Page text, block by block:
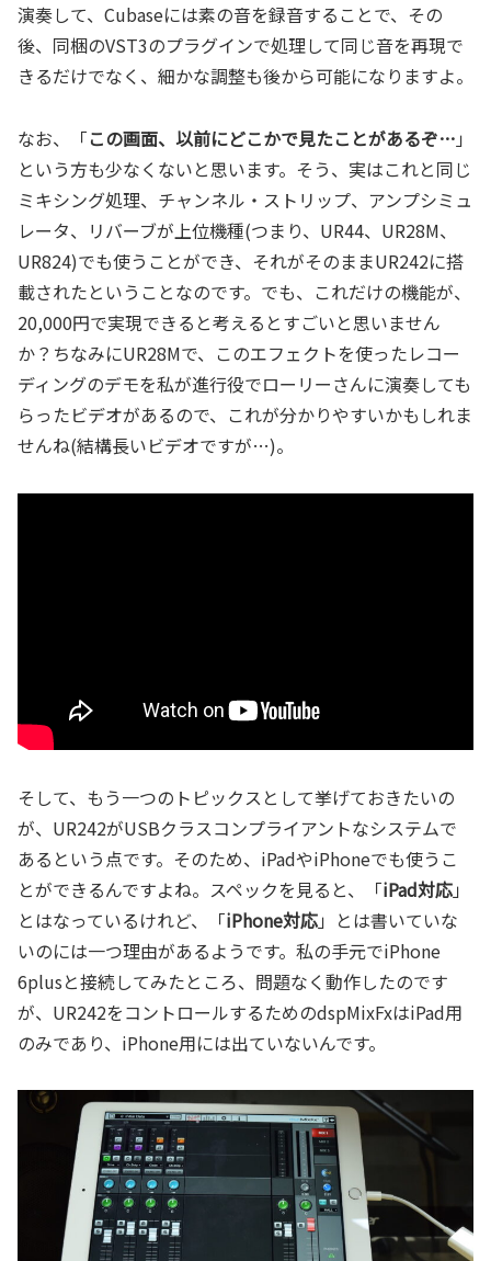
演奏して、Cubaseには素の音を録音することで、その
後、同梱のVST3のプラグインで処理して同じ音を再現で
きるだけでなく、細かな調整も後から可能になりますよ。
なお、「この画面、以前にどこかで見たことがあるぞ… 」
という方も少なくないと思います。そう、実はこれと同じ
ミキシング処理、チャンネル・ストリップ、アンプシミュ
レータ、リバーブが上位機種(つまり、UR44、UR28M、
UR824)でも使うことができ、それがそのままUR242に搭
載されたということなのです。でも、これだけの機能が、
20,000円で実現できると考えるとすごいと思いません
か？ちなみにUR28Mで、このエフェクトを使ったレコー
ディングのデモを私が進行役でローリーさんに演奏しても
らったビデオがあるので、これが分かりやすいかもしれま
せんね(結構長いビデオですが…)。
そして、もう一つのトピックスとして挙げておきたいの
が、UR242がUSBクラスコンプライアントなシステムで
あるという点です。そのため、iPadやiPhoneでも使うこ
とができるんですよね。スペックを見ると、「iPad対応」
とはなっているけれど、「iPhone対応」とは書いていな
いのには一つ理由があるようです。私の手元でiPhone
6plusと接続してみたところ、問題なく動作したのです
が、UR242をコントロールするためのdspMixFxはiPad用
のみであり、iPhone用には出ていないんです。